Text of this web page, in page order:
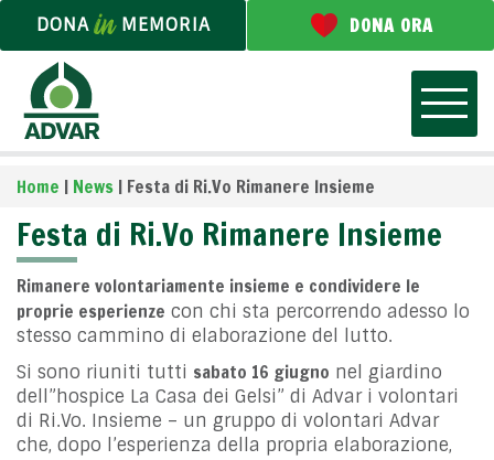
DONA MEMORIA DONA ORA
Home | News | Festa di Ri.Vo Rimanere Insieme
Festa di Ri.Vo Rimanere Insieme
Rimanere volontariamente insieme e condividere le
proprie esperienze con chi sta percorrendo adesso lo
stesso cammino di elaborazione del lutto.
Si sono riuniti tutti sabato 16 giugno nel giardino
dell”hospice La Casa dei Gelsi” di Advar i volontari
di Ri.Vo. Insieme – un gruppo di volontari Advar
che, dopo l’esperienza della propria elaborazione,